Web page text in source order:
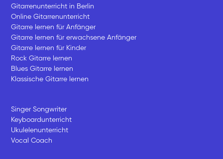
Gitarrenunterricht in Berlin
Online Gitarrenunterricht
Gitarre lernen für Anfänger
Gitarre lernen für erwachsene Anfänger
Gitarre lernen für Kinder
Rock Gitarre lernen
Blues Gitarre lernen
Klassische Gitarre lernen
Singer Songwriter
Keyboardunterricht
Ukulelenunterricht
Vocal Coach